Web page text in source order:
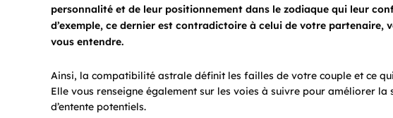
personnalité et de leur positionnement dans le zodiaque qui leur
d’exemple, ce dernier est contradictoire à celui de votre partenaire,
vous entendre.
Ainsi, la compatibilité astrale définit les failles de votre couple et ce
Elle vous renseigne également sur les voies à suivre pour améliorer
d’entente potentiels.